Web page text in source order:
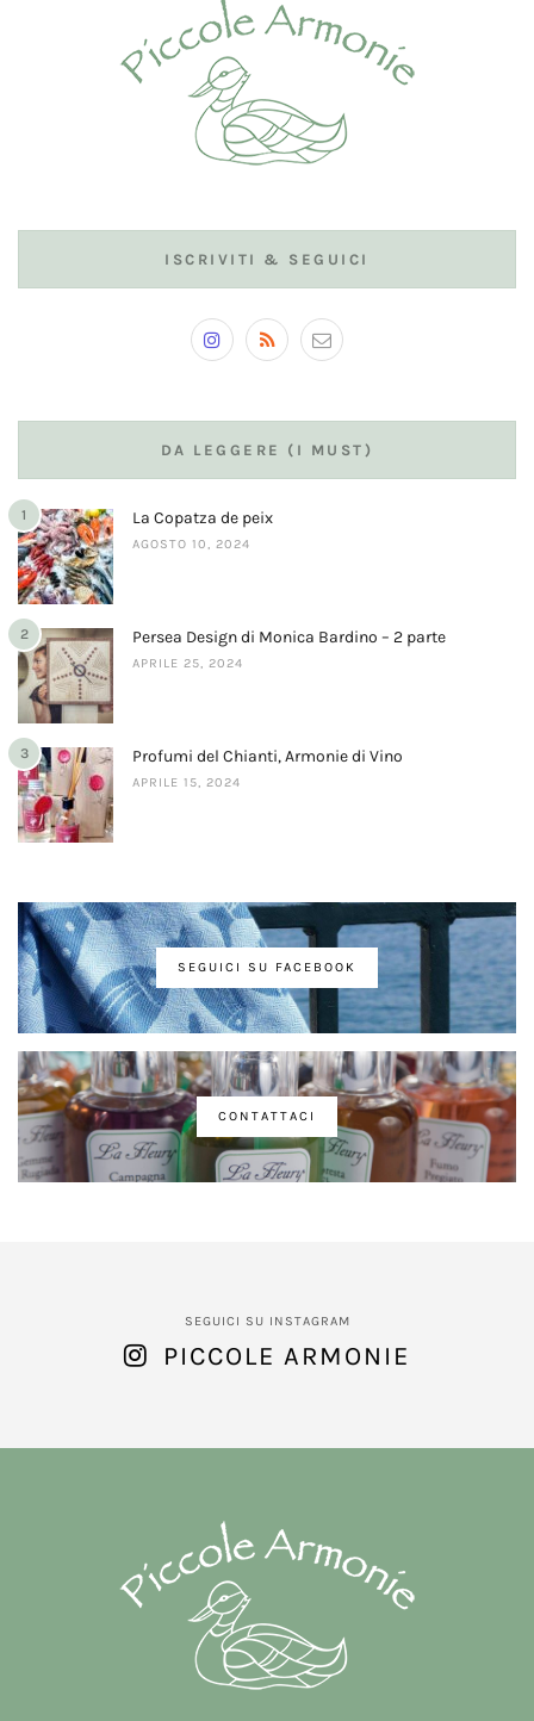
ISCRIVITI & SEGUICI
DA LEGGERE (I MUST)
1 La Copatza de peix
AGOSTO 10, 2024
2 Persea Design di Monica Bardino – 2 parte
APRILE 25, 2024
3 Profumi del Chianti, Armonie di Vino
APRILE 15, 2024
SEGUICI SU FACEBOOK
CONTATTACI
SEGUICI SU INSTAGRAM
PICCOLE ARMONIE